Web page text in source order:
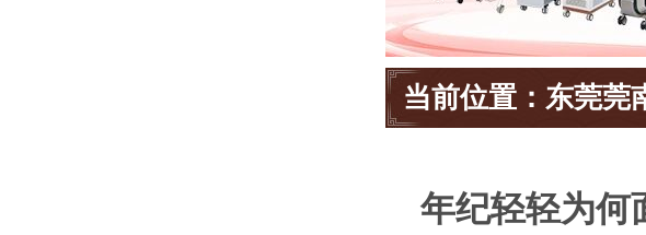
当前位置： 东莞莞
年纪轻轻为何